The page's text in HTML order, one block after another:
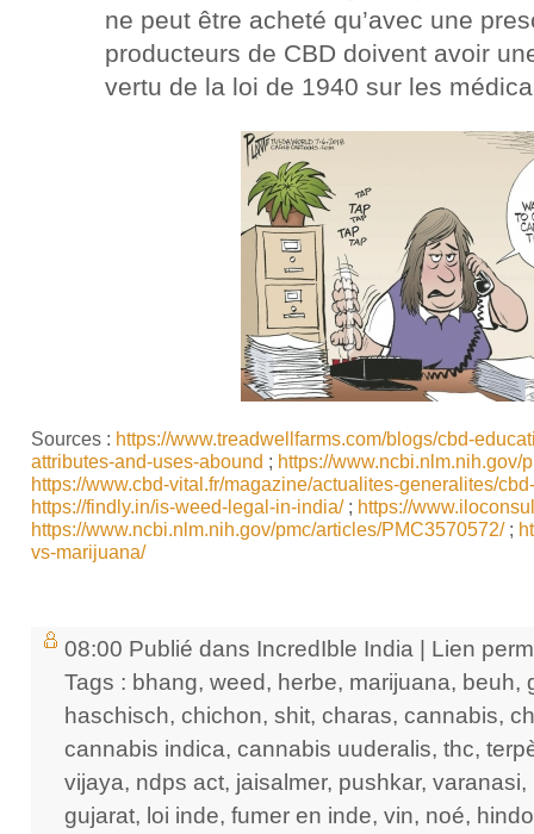
ne peut être acheté qu’avec une
producteurs de CBD doivent avoir
vertu de la loi de 1940 sur les
Sources : https://www.treadwellfarms.com/blogs/cbd-
attributes-and-uses-abound ; https://www.ncbi.nlm.nih.gov/
https://www.cbd-vital.fr/magazine/actualites-generalites/
https://findly.in/is-weed-legal-in-india/; https://
https://www.ncbi.nlm.nih.gov/pmc/articles/PMC3570572/;
vs-marijuana/
08:00 Publié dans IncredIble India
Lien
Tags : bhang, weed, herbe, marijuana, beuh,
haschisch, chichon, shit, charas, cannabis,
cannabis indica, cannabis uuderalis, thc,
vijaya, ndps act, jaisalmer, pushkar, varanasi,
gujarat, loi inde, fumer en inde, vin, noé,